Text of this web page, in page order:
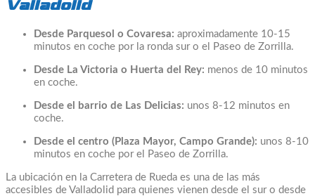
Valladolid
Desde Parquesol o Covaresa: aproximadamente 10-15
minutos en coche por la ronda sur o el Paseo de Zorrilla.
Desde La Victoria o Huerta del Rey: menos de 10 minutos
en coche.
Desde el barrio de Las Delicias: unos 8-12 minutos en
coche.
Desde el centro (Plaza Mayor, Campo Grande): unos 8-10
minutos en coche por el Paseo de Zorrilla.
La ubicación en la Carretera de Rueda es una de las más
accesibles de Valladolid para quienes vienen desde el sur o desde